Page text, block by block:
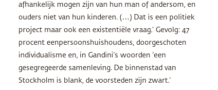
afhankelijk mogen zijn van hun man of andersom, en
ouders niet van hun kinderen. (…) Dat is een politiek
project maar ook een existentiële vraag.’ Gevolg: 47
procent eenpersoonshuishoudens, doorgeschoten
individualisme en, in Gandini’s woorden ‘een
gesegregeerde samenleving. De binnenstad van
Stockholm is blank, de voorsteden zijn zwart.’